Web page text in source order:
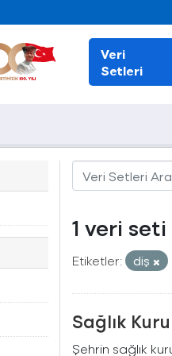
Veri
Setleri
1 veri
Etiketler: diş
Sağlık
Şehrin sağlık